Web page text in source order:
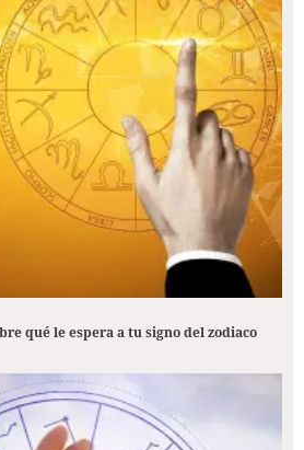
qué le espera a tu signo del zodiaco